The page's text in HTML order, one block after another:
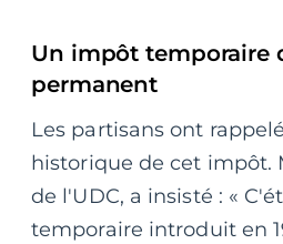
Un impôt temporaire
permanent
Les partisans ont
historique de cet impôt.
de l'UDC, a insisté : «
temporaire introduit en